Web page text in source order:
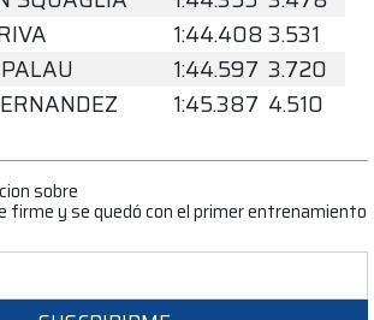
1:44.4083.531
1:44.597 3.720
1:45.387 4.510
sobre
firme y se quedó con el primer entrenamiento